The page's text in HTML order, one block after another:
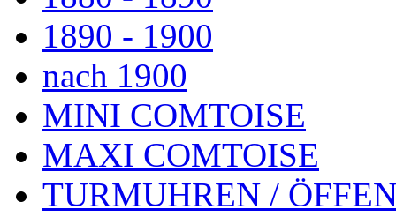
1890 - 1900
nach 1900
MINI COMTOISE
MAXI COMTOISE
TURMUHREN /